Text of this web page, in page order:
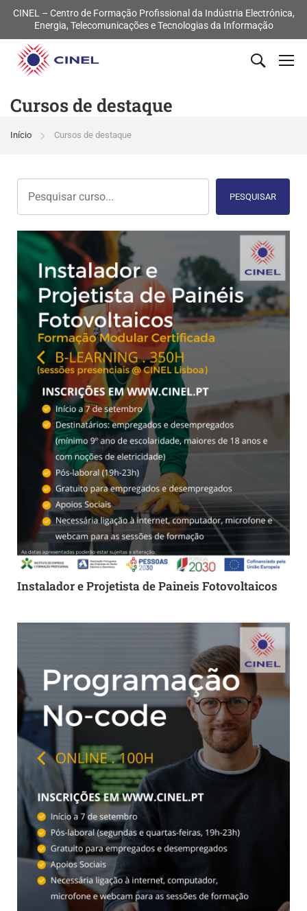
CINEL – Centro de Formação Profissional da Indústria Electrónica,
Energia, Telecomunicações e Tecnologias da Informação
Cursos de destaque
Início Cursos de destaque
PESQUISAR
Instalador e Projetista de Paineis Fotovoltaicos